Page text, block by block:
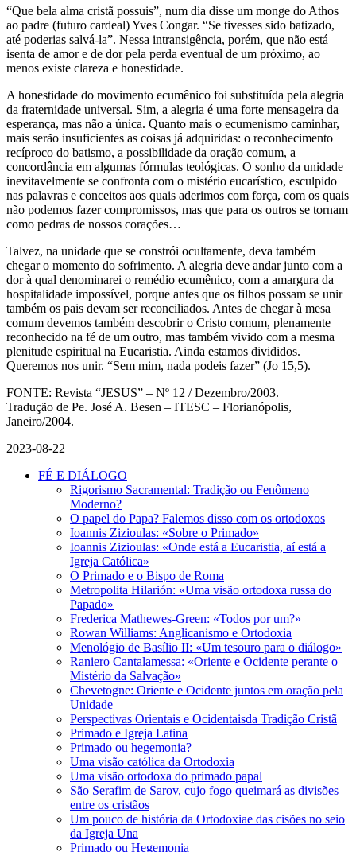
“Que bela alma cristã possuis”, num dia disse um monge do Athos
ao padre (futuro cardeal) Yves Congar. “Se tivesses sido batizado,
até poderias salvá-la”. Nessa intransigência, porém, que não está
isenta de amor e de dor pela perda eventual de um próximo, ao
menos existe clareza e honestidade.
A honestidade do movimento ecumênico foi substituída pela alegria
da fraternidade universal. Sim, a alegria é uma forte mensageira da
esperança, mas não a única. Quanto mais o ecumenismo caminhar,
mais serão insuficientes as coisas já adquiridas: o reconhecimento
recíproco do batismo, a possibilidade da oração comum, a
concordância em algumas fórmulas teológicas. O sonho da unidade
inevitavelmente se confronta com o mistério eucarístico, esculpido
nas palavras e conceitos aos quais aderimos com força, com os quais
não podemos fazer compromissos, mas que para os outros se tornam
como pedras de nossos corações…
Talvez, na unidade que se constrói ocultamente, deva também
chegar o momento do sofrimento. A alegria deve andar junto com a
dor à qual denominarei o remédio ecumênico, com a amargura da
hospitalidade impossível, porque antes que os filhos possam se unir
também os pais devam ser reconciliados. Antes de chegar à mesa
comum devemos também descobrir o Cristo comum, plenamente
reconhecido na fé de um outro, mas também vivido com a mesma
plenitude espiritual na Eucaristia. Ainda estamos divididos.
Queremos nos unir. “Sem mim, nada podeis fazer” (Jo 15,5).
FONTE: Revista “JESUS” – Nº 12 / Dezembro/2003.
Tradução de Pe. José A. Besen – ITESC – Florianópolis,
Janeiro/2004.
2023-08-22
FÉ E DIÁLOGO
Rigorismo Sacramental: Tradição ou Fenômeno
Moderno?
O papel do Papa? Falemos disso com os ortodoxos
Ioannis Zizioulas: «Sobre o Primado»
Ioannis Zizioulas: «Onde está a Eucaristia, aí está a
Igreja Católica»
O Primado e o Bispo de Roma
Metropolita Hilarión: «Uma visão ortodoxa russa do
Papado»
Frederica Mathewes-Green: «Todos por um?»
Rowan Williams: Anglicanismo e Ortodoxia
Menológio de Basílio II: «Um tesouro para o diálogo»
Raniero Cantalamessa: «Oriente e Ocidente perante o
Mistério da Salvação»
Chevetogne: Oriente e Ocidente juntos em oração pela
Unidade
Perspectivas Orientais e Ocidentaisda Tradição Cristã
Primado e Igreja Latina
Primado ou hegemonia?
Uma visão católica da Ortodoxia
Uma visão ortodoxa do primado papal
São Serafim de Sarov, cujo fogo queimará as divisões
entre os cristãos
Um pouco de história da Ortodoxiae das cisões no seio
da Igreja Una
Primado ou Hegemonia